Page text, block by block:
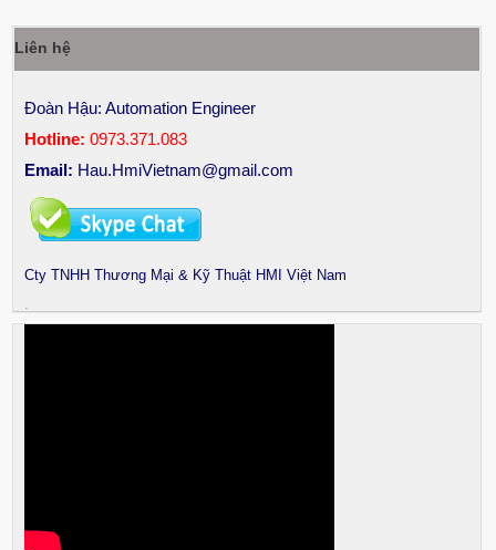
Liên hệ
Đoàn Hậu: Automation Engineer
Hotline: 0973.371.083
Email: Hau.HmiVietnam@gmail.com
Cty TNHH Thương Mại & Kỹ Thuật HMI Việt Nam
.